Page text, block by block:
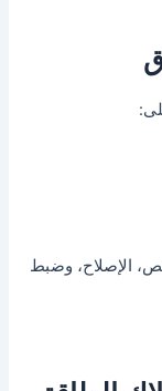
الإصلاح، وضبط